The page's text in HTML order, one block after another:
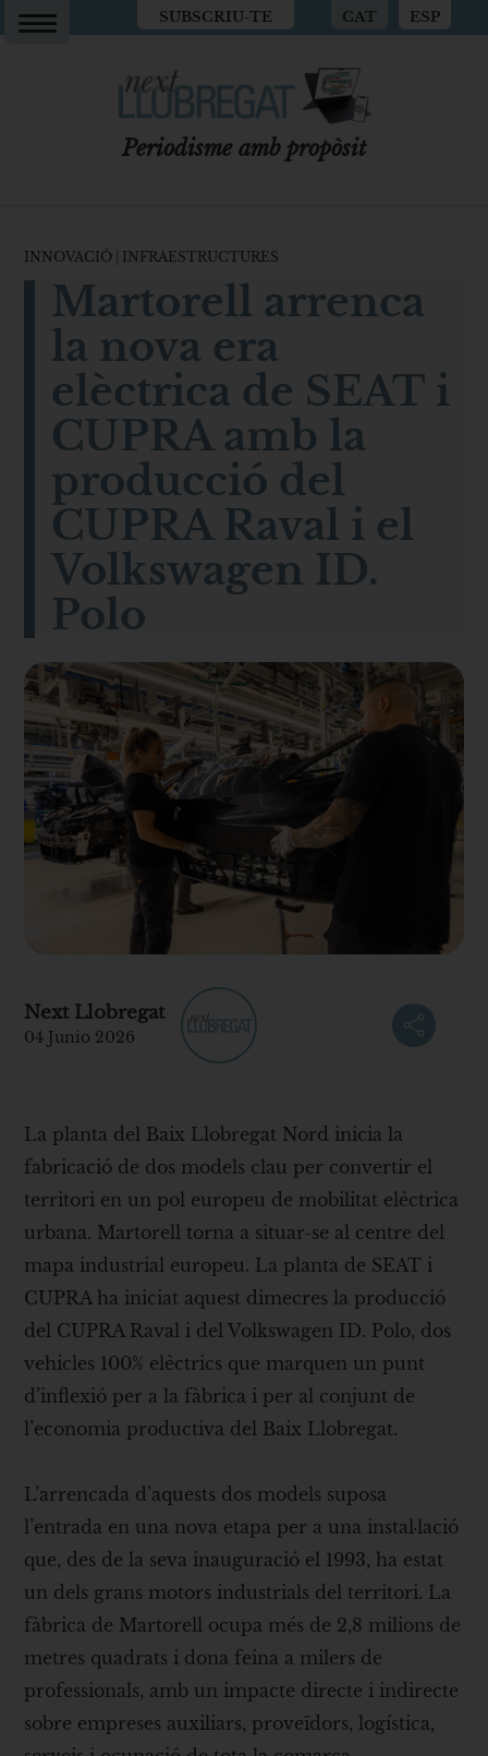
SUBSCRIU-TE CAT ESP
Periodisme amb propòsit
INNOVACIÓ INFRAESTRUCTURES
Martorell arrenca
la nova era
elèctrica de SEAT i
CUPRA amb la
producció del
CUPRA Raval i el
Volkswagen ID.
Polo
Next Llobregat
04 Junio 2026
La planta del Baix Llobregat Nord inicia la
fabricació de dos models clau per convertir el
territori en un pol europeu de mobilitat elèctrica
urbana. Martorell torna a situar-se al centre del
mapa industrial europeu. La planta de SEAT i
CUPRA ha iniciat aquest dimecres la producció
del CUPRA Raval i del Volkswagen ID. Polo, dos
vehicles 100% elèctrics que marquen un punt
d’inflexió per a la fàbrica i per al conjunt de
l’economia productiva del Baix Llobregat.
L’arrencada d’aquests dos models suposa
l’entrada en una nova etapa per a una instal·lació
que, des de la seva inauguració el 1993, ha estat
un dels grans motors industrials del territori. La
fàbrica de Martorell ocupa més de 2,8 milions de
metres quadrats i dona feina a milers de
professionals, amb un impacte directe i indirecte
sobre empreses auxiliars, proveïdors, logística,